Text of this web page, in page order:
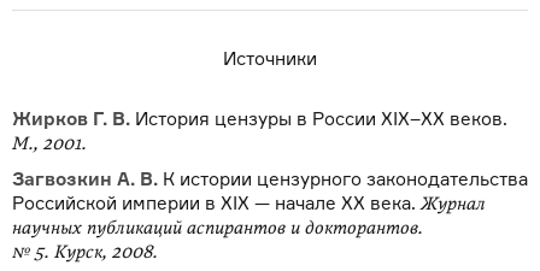
Источники
Жирков Г. В. История цензуры в России XIX–XX веков.
М., 2001.
Загвозкин А. В. К истории цензурного законодательства
Российской империи в XIX — начале XX века.Журнал
научных публикаций аспирантов и докторантов.
№ 5. Курск, 2008.